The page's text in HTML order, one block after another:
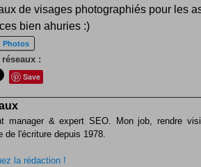
de visages photographiés pour les
bien ahuries :)
Photos
:
Save
manager & expert SEO. Mon job, rendre
de l'écriture depuis 1978.
la rédaction !